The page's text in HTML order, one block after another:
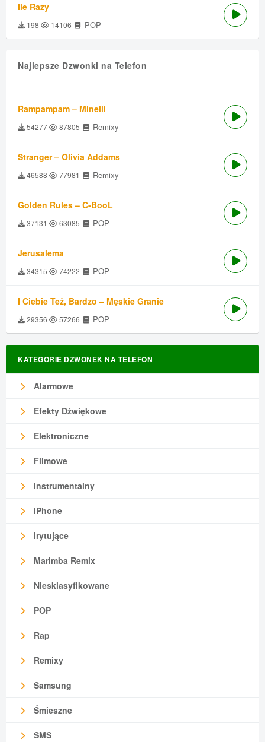
Ile Razy
198 14106 POP
Najlepsze Dzwonki na Telefon
Rampampam – Minelli
54277 87805 Remixy
Stranger – Olivia Addams
46588 77981 Remixy
Golden Rules – C-BooL
37131 63085 POP
Jerusalema
34315 74222 POP
I Ciebie Też, Bardzo – Męskie Granie
29356 57266 POP
KATEGORIE DZWONEK NA TELEFON
Alarmowe
Efekty Dźwiękowe
Elektroniczne
Filmowe
Instrumentalny
iPhone
Irytujące
Marimba Remix
Niesklasyfikowane
POP
Rap
Remixy
Samsung
Śmieszne
SMS